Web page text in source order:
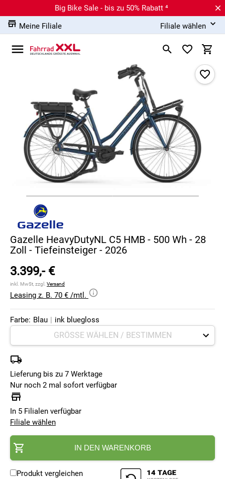
Big Bike Sale - bis zu 50% Rabatt ⁴
Meine Filiale
Filiale wählen
Gazelle HeavyDutyNL C5 HMB - 500 Wh - 28
Zoll - Tiefeinsteiger - 2026
3.399,- €
inkl. MwSt, zzgl. Versand
Leasing z. B. 70 € /mtl.
Farbe: Blau | ink bluegloss
Lieferung bis zu 7 Werktage
Nur noch 2 mal sofort verfügbar
In 5 Filialen verfügbar
Filiale wählen
IN DEN WARENKORB
Produkt vergleichen